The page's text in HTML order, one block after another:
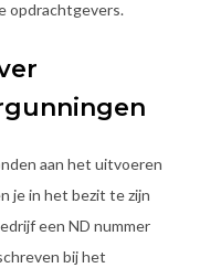
opdrachtgevers.
aan het uitvoeren
je in het bezit te zijn
een ND nummer
bij het